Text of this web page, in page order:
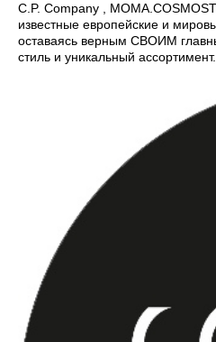
С.P. Company ,
известные европейские и
оставаясь верным СВОИМ
стиль и уникальный ассортимент.